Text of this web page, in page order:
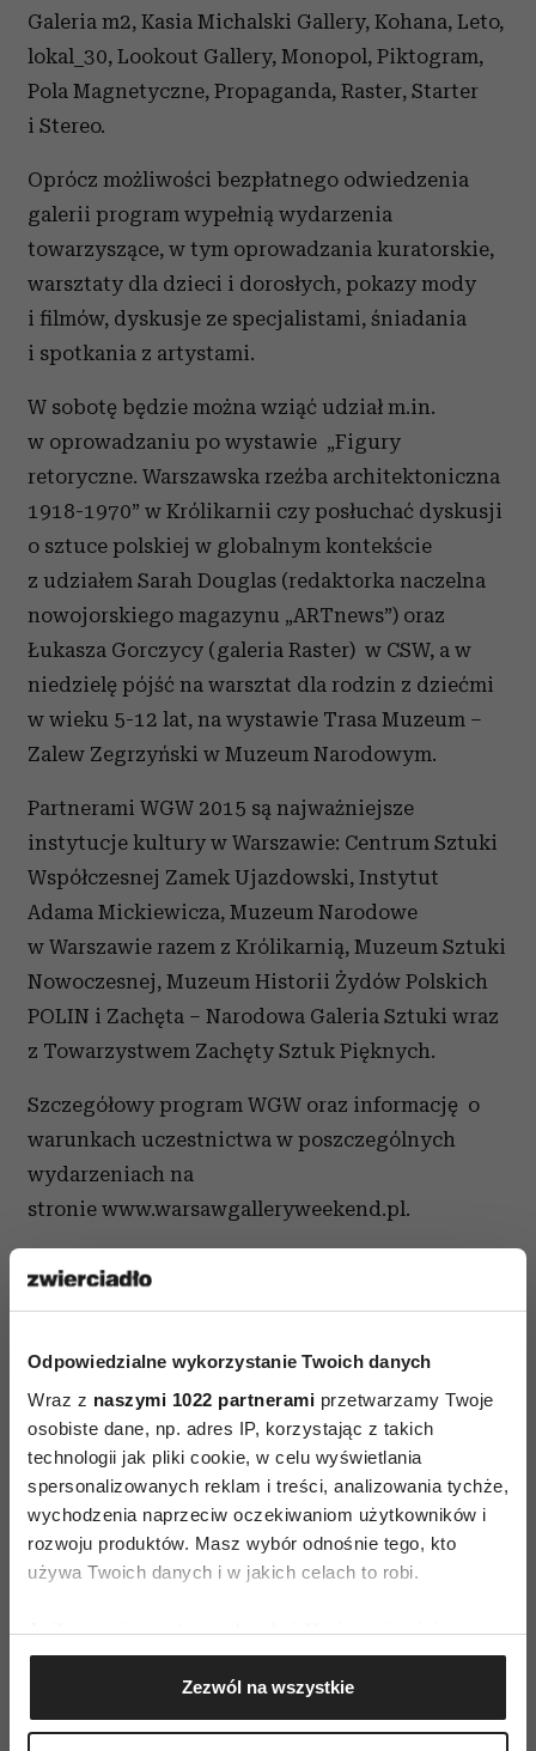
Odpowiedzialne wykorzystanie Twoich danych
Wraz z naszymi 1022 partnerami przetwarzamy Twoje
osobiste dane, np. adres IP, korzystając z takich
technologii jak pliki cookie, w celu wyświetlania
spersonalizowanych reklam i treści, analizowania tychże,
wychodzenia naprzeciw oczekiwaniom użytkowników i
rozwoju produktów. Masz wybór odnośnie tego, kto
używa Twoich danych i w jakich celach to robi.
Jeśli wyrazisz na to zgodę, chcielibyśmy również:
Gromadzić dane dotyczące Twojej lokalizacji
geograficznej z dokładnością nawet do kilku metrów
Identyfikować Twoje urządzenie, aktywnie
Zezwól na wszystkie
Galeria m2, Kasia Michalski Gallery, Kohana, Leto,
lokal_30, Lookout Gallery, Monopol, Piktogram,
Pola Magnetyczne, Propaganda, Raster, Starter
i Stereo.
Oprócz możliwości bezpłatnego odwiedzenia
galerii program wypełnią wydarzenia
towarzyszące, w tym oprowadzania kuratorskie,
warsztaty dla dzieci i dorosłych, pokazy mody
i filmów, dyskusje ze specjalistami, śniadania
i spotkania z artystami.
W sobotę będzie można wziąć udział m.in.
w oprowadzaniu po wystawie „Figury
retoryczne. Warszawska rzeźba architektoniczna
1918-1970” w Królikarnii czy posłuchać dyskusji
o sztuce polskiej w globalnym kontekście
z udziałem Sarah Douglas (redaktorka naczelna
nowojorskiego magazynu „ARTnews”) oraz
Łukasza Gorczycy (galeria Raster) w CSW, a w
niedzielę pójść na warsztat dla rodzin z dziećmi
w wieku 5-12 lat, na wystawie Trasa Muzeum –
Zalew Zegrzyński w Muzeum Narodowym.
Partnerami WGW 2015 są najważniejsze
instytucje kultury w Warszawie: Centrum Sztuki
Współczesnej Zamek Ujazdowski, Instytut
Adama Mickiewicza, Muzeum Narodowe
w Warszawie razem z Królikarnią, Muzeum Sztuki
Nowoczesnej, Muzeum Historii Żydów Polskich
POLIN i Zachęta – Narodowa Galeria Sztuki wraz
z Towarzystwem Zachęty Sztuk Pięknych.
Szczegółowy program WGW oraz informację o
warunkach uczestnictwa w poszczególnych
wydarzeniach na
stronie www.warsawgalleryweekend.pl.
WYDARZENIA KULTURALNE WARSZAWA
AUTOPROMOCJA